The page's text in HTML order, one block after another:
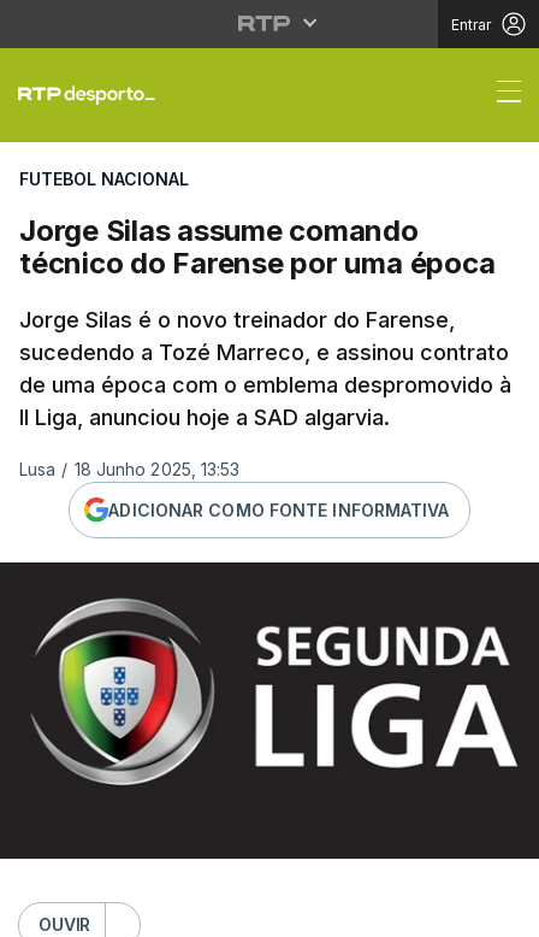
Entrar
Jorge Silas assume
FUTEBOL NACIONAL
Jorge Silas assume comando
técnico do Farense por uma época
Jorge Silas é o novo treinador do Farense,
sucedendo a Tozé Marreco, e assinou contrato
de uma época com o emblema despromovido à
II Liga, anunciou hoje a SAD algarvia.
Lusa / 18 Junho 2025, 13:53
ADICIONAR COMO FONTE INFORMATIVA
OUVIR